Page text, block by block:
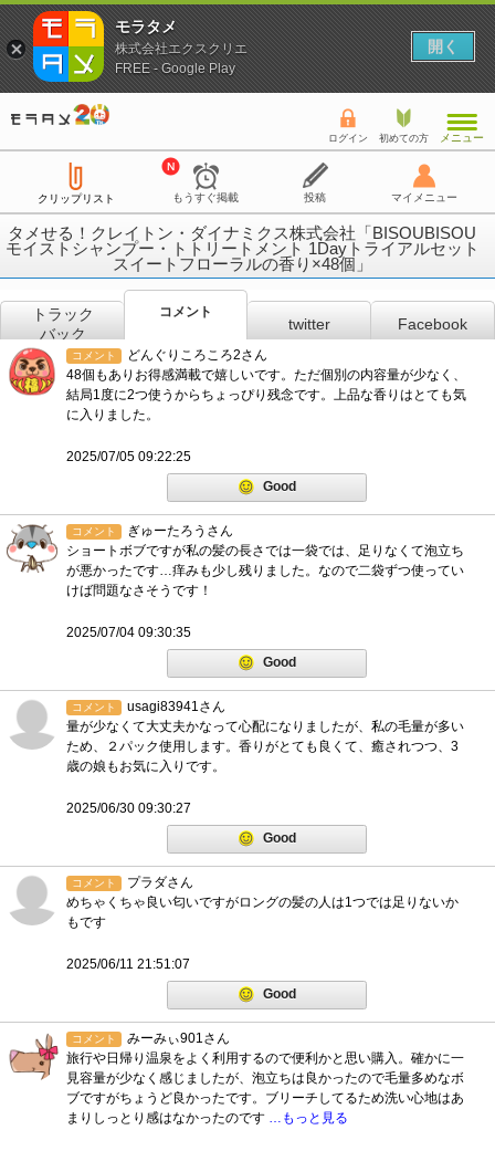
ログイン 初めての方 メニュー
クリップリスト もうすぐ掲載 投稿 マイメニュー
タメせる！クレイトン・ダイナミクス株式会社「BISOUBISOU
モイストシャンプー・トトリートメント 1Dayトライアルセット
スイートフローラルの香り×48個」
トラック
バック
コメント
twitter Facebook
コメント
どんぐりころころ2さん
48個もありお得感満載で嬉しいです。ただ個別の内容量が少なく、
結局1度に2つ使うからちょっぴり残念です。上品な香りはとても気
に入りました。
2025/07/05 09:22:25
Good
コメント
ぎゅーたろうさん
ショートボブですが私の髪の長さでは一袋では、足りなくて泡立ち
が悪かったです…痒みも少し残りました。なので二袋ずつ使ってい
けば問題なさそうです！
2025/07/04 09:30:35
Good
コメント
usagi83941さん
量が少なくて大丈夫かなって心配になりましたが、私の毛量が多い
ため、２パック使用します。香りがとても良くて、癒されつつ、3
歳の娘もお気に入りです。
2025/06/30 09:30:27
Good
コメント
プラダさん
めちゃくちゃ良い匂いですがロングの髪の人は1つでは足りないか
もです
2025/06/11 21:51:07
Good
コメント
みーみぃ901さん
旅行や日帰り温泉をよく利用するので便利かと思い購入。確かに一
見容量が少なく感じましたが、泡立ちは良かったので毛量多めなボ
ブですがちょうど良かったです。ブリーチしてるため洗い心地はあ
まりしっとり感はなかったのです …もっと見る
モラタメ
株式会社エクスクリエ
FREE - Google Play
開く